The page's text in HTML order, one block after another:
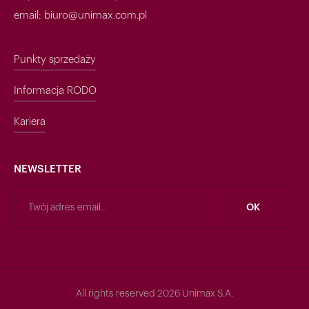
email: biuro@unimax.com.pl
Punkty sprzedaży
Informacja RODO
Kariera
NEWSLETTER
All rights reserved 2026 Unimax S.A.